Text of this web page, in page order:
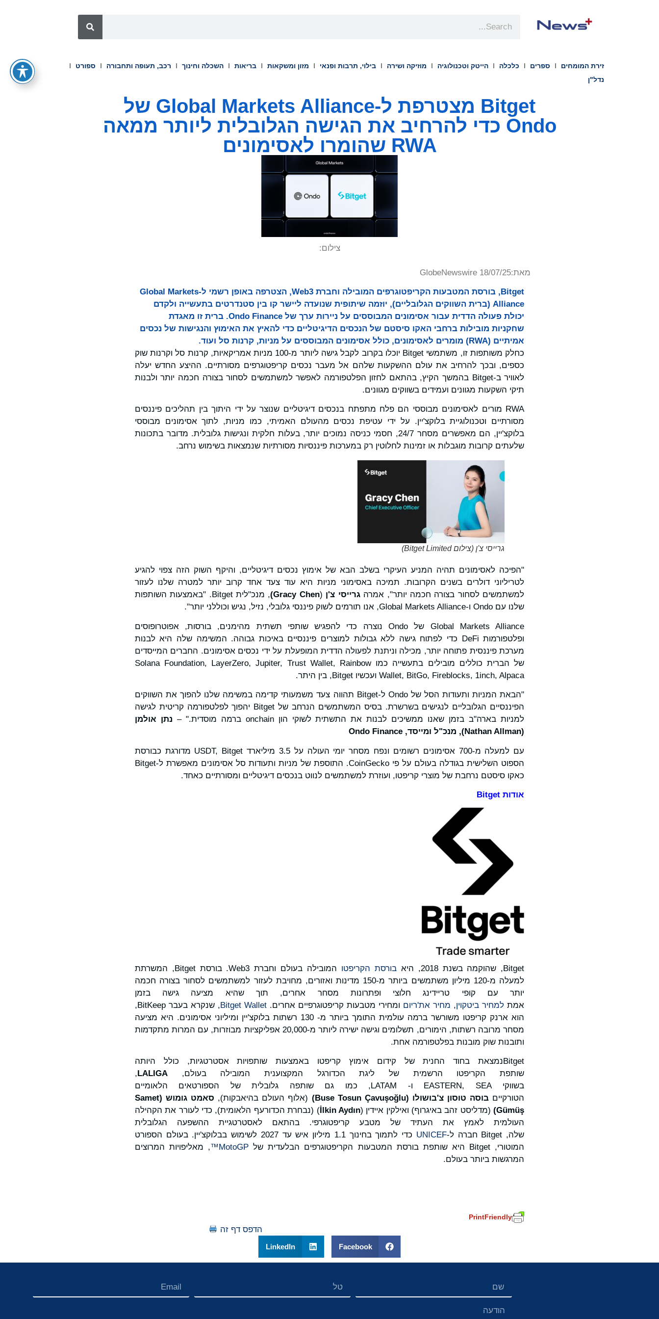
זירת המומחים ספרים כלכלה הייטק וטכנולוגיה מוזיקה ושירה בילוי, תרבות ופנאי מזון ומשקאות בריאות השכלה וחינוך רכב, תעופה ותחבורה
ספורט
נדל"ן
Bitget מצטרפת ל-Global Markets Alliance של
Ondo כדי להרחיב את הגישה הגלובלית ליותר ממאה
RWA שהומרו לאסימונים
צילום:
מאת:GlobeNewswire 18/07/25
Bitget, בורסת המטבעות הקריפטוגרפים המובילה וחברת Web3, הצטרפה באופן רשמי ל-Global Markets
Alliance (ברית השווקים הגלובליים), יוזמה שיתופית שנועדה ליישר קו בין סטנדרטים בתעשייה ולקדם
יכולת פעולה הדדית עבור אסימונים המבוססים על ניירות ערך של Ondo Finance. ברית זו מאגדת
שחקניות מובילות ברחבי האקו סיסטם של הנכסים הדיגיטליים כדי להאיץ את האימוץ והנגישות של נכסים
אמיתיים (RWA) מומרים לאסימונים, כולל אסימונים המבוססים על מניות, קרנות סל ועוד.
כחלק משותפות זו, משתמשי Bitget יוכלו בקרוב לקבל גישה ליותר מ-100 מניות אמריקאיות, קרנות סל וקרנות שוק
כספים, ובכך להרחיב את עולם ההשקעות שלהם אל מעבר נכסים קריפטוגרפים מסורתיים. ההיצע החדש יעלה
לאוויר ב-Bitget בהמשך הקיץ, בהתאם לחזון הפלטפורמה לאפשר למשתמשים לסחור בצורה חכמה יותר ולבנות
תיקי השקעות מגוונים ועמידים בשווקים מגוונים.
RWA מורים לאסימונים מבוססי הם פלח מתפתח בנכסים דיגיטליים שנוצר על ידי היתוך בין תהליכים פיננסים
מסורתיים וטכנולוגיית בלוקצ'יין. על ידי עטיפת נכסים מהעולם האמיתי, כמו מניות, לתוך אסימונים מבוססי
בלוקצ'יין, הם מאפשרים מסחר 24/7, חסמי כניסה נמוכים יותר, בעלות חלקית ונגישות גלובלית. מדובר בתכונות
שלעתים קרובות מוגבלות או זמינות לחלוטין רק במערכות פיננסיות מסורתיות שנמצאות בשימוש נרחב.
גרייסי צ'ן (צילום Bitget Limited)
"הפיכה לאסימונים תהיה המניע העיקרי בשלב הבא של אימוץ נכסים דיגיטליים, והיקף השוק הזה צפוי להגיע
לטריליוני דולרים בשנים הקרובות. תמיכה באסימוני מניות היא עוד צעד אחד קרוב יותר למטרה שלנו לעזור
למשתמשים לסחור בצורה חכמה יותר", אמרהגרייסי צ'ן (
Gracy Chen
)
, מנכ"לית Bitget. "באמצעות השותפות
שלנו עם Ondo ו-Global Markets Alliance, אנו תורמים לשוק פיננסי גלובלי, נזיל, נגיש וכוללני יותר".
Global Markets Alliance של Ondo נוצרה כדי להפגיש שותפי תשתית מהימנים, בורסות, אפוטרופוסים
ופלטפורמות DeFi כדי לפתוח גישה ללא גבולות למוצרים פיננסיים באיכות גבוהה. המשימה שלה היא לבנות
מערכת פיננסית פתוחה יותר, מכילה וניתנת לפעולה הדדית המופעלת על ידי נכסים אסימונים. החברים המייסדים
של הברית כוללים מובילים בתעשייה כמו Solana Foundation, LayerZero, Jupiter, Trust Wallet, Rainbow
Wallet, BitGo, Fireblocks, 1inch, Alpaca ועכשיו Bitget, בין היתר.
"הבאת המניות ותעודות הסל של Ondo ל-Bitget תהווה צעד משמעותי קדימה במשימה שלנו להפוך את השווקים
הפיננסיים הגלובליים לנגישים בשרשרת. בסיס המשתמשים הנרחב של Bitget יהפוך לפלטפורמה קריטית לגישה
למניות בארה"ב בזמן שאנו ממשיכים לבנות את התשתית לשוקי הון onchain ברמה מוסדית." –
נתן אולמן
(
Nathan Allman
), מנכ"ל ומייסד, Ondo Finance
עם למעלה מ-700 אסימונים רשומים ונפח מסחר יומי העולה על 3.5 מיליארד USDT, Bitget מדורגת כבורסת
הספוט השלישית בגודלה בעולם על פי CoinGecko. התוספת של מניות ותעודות סל אסימונים מאפשרת ל-Bitget
כאקו סיסטם נרחבת של מוצרי קריפטו, ועוזרת למשתמשים לנווט בנכסים דיגיטליים ומסורתיים כאחד.
אודות Bitget
Bitget, שהוקמה בשנת 2018, היא בורסת הקריפטו
המובילה בעולם וחברת Web3. בורסת Bitget, המשרתת
למעלה מ-120 מיליון משתמשים ביותר מ-150 מדינות ואזורים, מחויבת לעזור למשתמשים לסחור בצורה חכמה
יותר עם קופי טריידינג חלוצי ופתרונות מסחר אחרים, תוך שהיא מציעה גישה בזמן
אמת למחיר ביטקוין, מחיר את'ריום ומחירי מטבעות קריפטוגרפיים אחרים.Bitget Wallet
, שנקרא בעבר BitKeep,
הוא ארנק קריפטו משורשר ברמה עולמית התומך ביותר מ- 130 רשתות בלוקצ'יין ומיליוני אסימונים. היא מציעה
מסחר מרובה רשתות, הימורים, תשלומים וגישה ישירה ליותר מ-20,000 אפליקציות מבוזרות, עם המרות מתקדמות
ותובנות שוק מובנות בפלטפורמה אחת.
Bitgetנמצאת בחוד החנית של קידום אימוץ קריפטו באמצעות שותפויות אסטרטגיות, כולל היותה
שותפת הקריפטו הרשמית של ליגת הכדורגל המקצוענית המובילה בעולם,LALIGA
,
בשווקי EASTERN, SEA ו- LATAM, כמו גם שותפה גלובלית של הספורטאים הלאומיים
הטורקיים בוסה טוסון צ'בושולו (
Buse Tosun Çavuşoğlu
) (אלוף העולם בהיאבקות), סאמט גומוש (
Samet
Gümüş
)(מדליסט זהב באיגרוף) ואילקין איידין ( İ lkin Aydın
) (נבחרת הכדורעף הלאומית), כדי לעורר את הקהילה
העולמית לאמץ את העתיד של מטבע קריפטוגרפי. בהתאם לאסטרטגיית ההשפעה הגלובלית
שלה, Bitget חברה ל-
UNICEF
כדי לתמוך בחינוך 1.1 מיליון איש עד 2027 לשימוש בבלוקצ'יין. בעולם הספורט
המוטורי, Bitget היא שותפת בורסת המטבעות הקריפטוגרפים הבלעדית של
MotoGP™
, מאליפויות המרוצים
המרגשות ביותר בעולם.
PrintFriendly
הדפס דף זה
Facebook
LinkedIn